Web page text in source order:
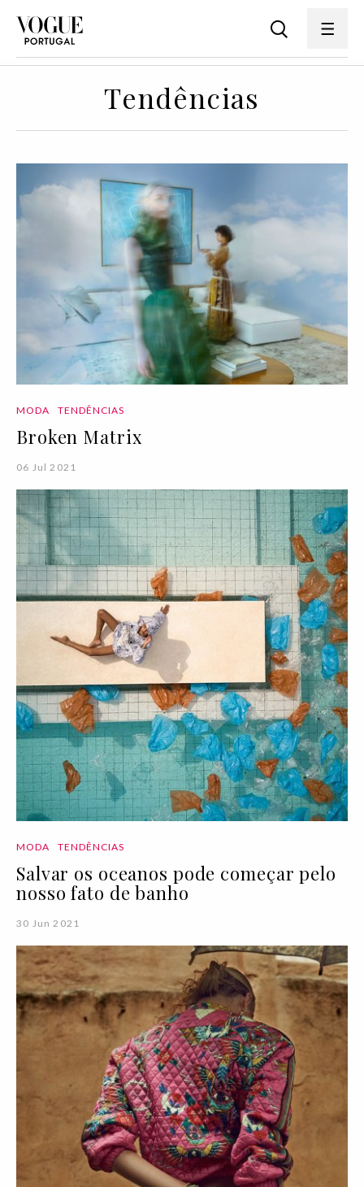
Tendências
MODA TENDÊNCIAS
Broken Matrix
06 Jul 2021
MODA TENDÊNCIAS
Salvar os oceanos pode começar pelo
nosso fato de banho
30 Jun 2021